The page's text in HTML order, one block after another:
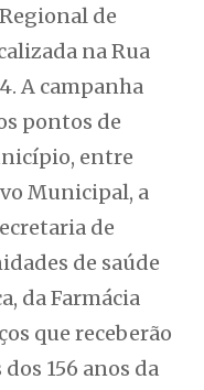
de
na Rua
A campanha
pontos de
entre
Municipal, a
de
de saúde
da Farmácia
que receberão
156 anos da